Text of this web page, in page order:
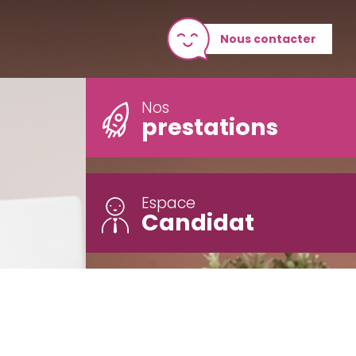
Nous contacter
Nos
prestations
Espace
Candidat